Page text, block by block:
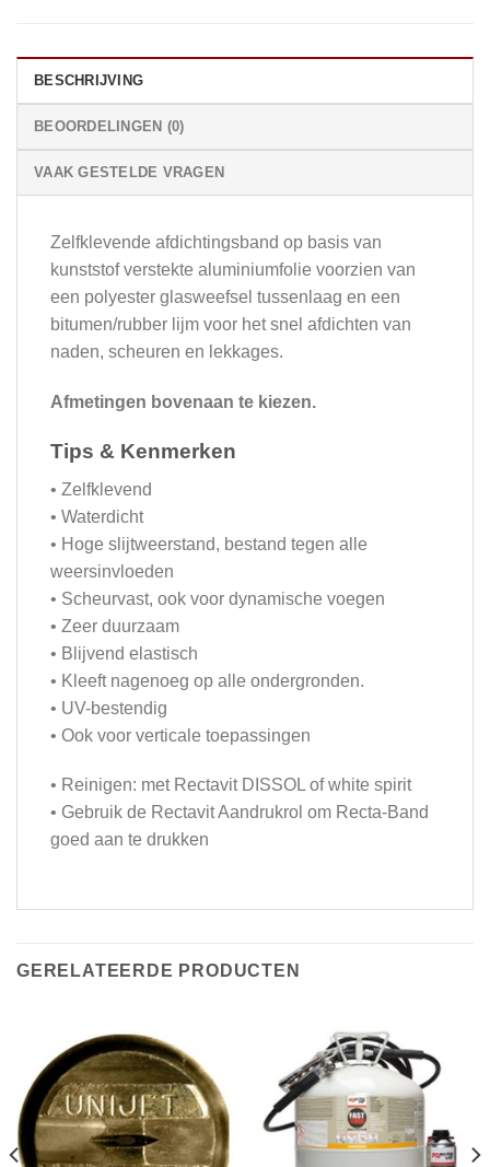
BESCHRIJVING
BEOORDELINGEN (0)
VAAK GESTELDE VRAGEN
Zelfklevende afdichtingsband op basis van
kunststof verstekte aluminiumfolie voorzien van
een polyester glasweefsel tussenlaag en een
bitumen/rubber lijm voor het snel afdichten van
naden, scheuren en lekkages.
Afmetingen bovenaan te kiezen.
Tips & Kenmerken
• Zelfklevend
• Waterdicht
• Hoge slijtweerstand, bestand tegen alle
weersinvloeden
• Scheurvast, ook voor dynamische voegen
• Zeer duurzaam
• Blijvend elastisch
• Kleeft nagenoeg op alle ondergronden.
• UV-bestendig
• Ook voor verticale toepassingen
• Reinigen: met Rectavit DISSOL of white spirit
• Gebruik de Rectavit Aandrukrol om Recta-Band
goed aan te drukken
GERELATEERDE PRODUCTEN